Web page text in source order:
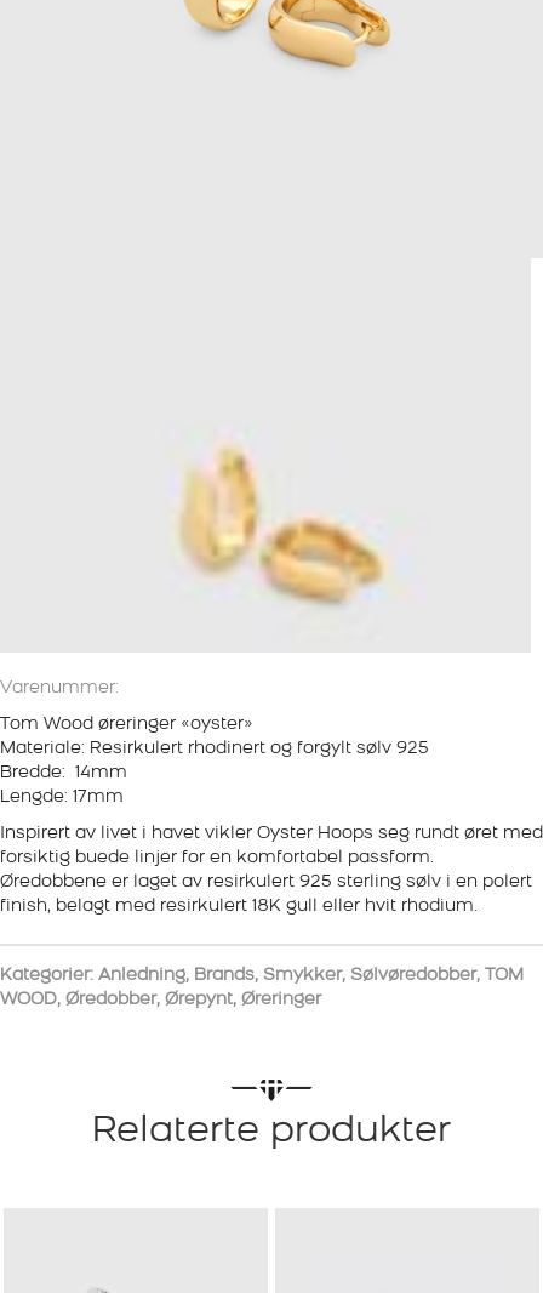
Varenummer:
Tom Wood øreringer «oyster»
Materiale: Resirkulert rhodinert og forgylt sølv 925
Bredde: 14mm
Lengde: 17mm
Inspirert av livet i havet vikler Oyster Hoops seg rundt øret med
forsiktig buede linjer for en komfortabel passform.
Øredobbene er laget av resirkulert 925 sterling sølv i en polert
finish, belagt med resirkulert 18K gull eller hvit rhodium.
Kategorier: Anledning, Brands, Smykker, Sølvøredobber, TOM
WOOD, Øredobber, Ørepynt, Øreringer
Relaterte produkter